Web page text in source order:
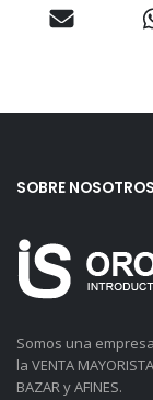
SOBRE NOSOTROS
Somos una
la VENTA
BAZAR y AFINES.